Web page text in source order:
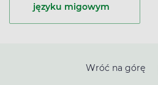
języku migowym
Wróć na górę